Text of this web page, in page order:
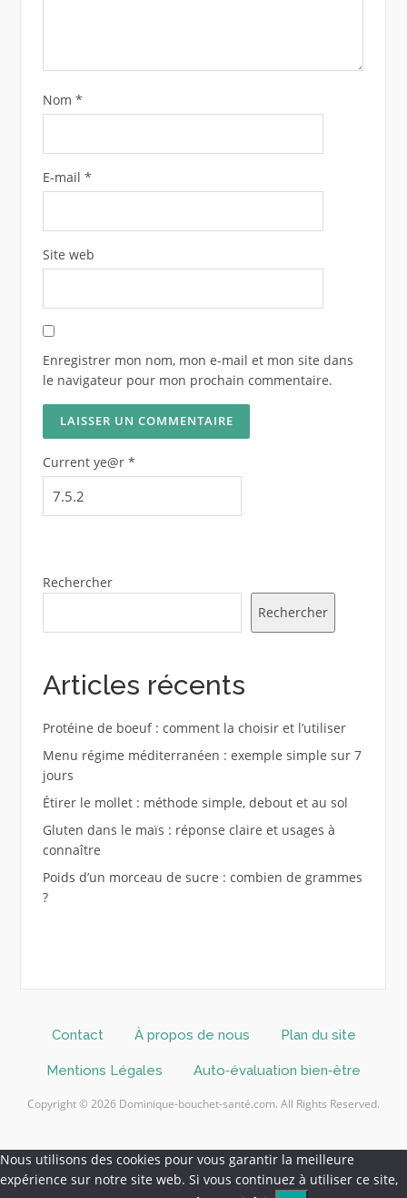
Nom *
E-mail *
Site web
Enregistrer mon nom, mon e-mail et mon site dans
le navigateur pour mon prochain commentaire.
Current ye@r *
Rechercher
Rechercher
Articles récents
Protéine de boeuf : comment la choisir et l’utiliser
Menu régime méditerranéen : exemple simple sur 7
jours
Étirer le mollet : méthode simple, debout et au sol
Gluten dans le maïs : réponse claire et usages à
connaître
Poids d’un morceau de sucre : combien de grammes
?
Contact À propos de nous Plan du site
Mentions Légales Auto‑évaluation bien‑être
Copyright © 2026 Dominique-bouchet-santé.com. All Rights Reserved.
Nous utilisons des cookies pour vous garantir la meilleure
expérience sur notre site web. Si vous continuez à utiliser ce site,